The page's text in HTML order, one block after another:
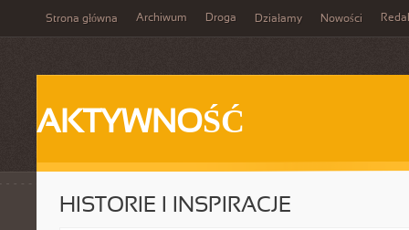
Strona główna Archiwum Droga Działamy Nowości
AKTYWNOŚĆ
HISTORIE I INSPIRACJE